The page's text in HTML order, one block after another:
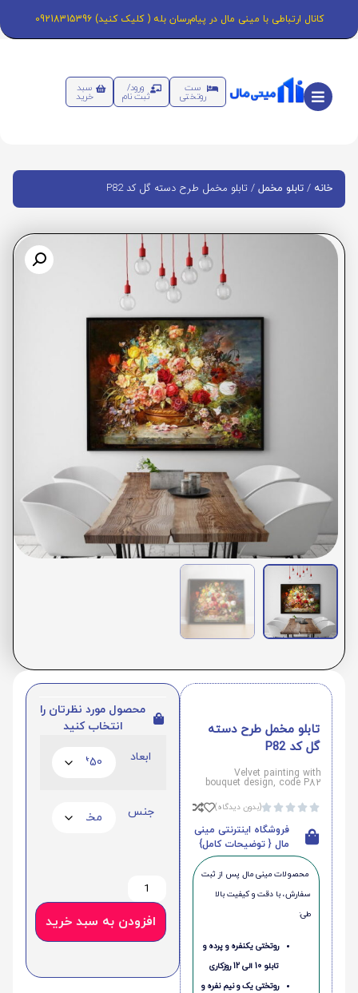
کانال ارتباطی با مینی مال در پیام‌رسان بله ( کلیک کنید) 09218315396
ست
روتختی
ورود/
ثبت نام
سبد
خرید
خانه / تابلو مخمل / تابلو مخمل طرح دسته گل کد P82
تابلو مخمل طرح دسته
گل کد P82
Velvet painting with
bouquet design, code P82




(بدون دیدگاه)
فروشگاه اینترنتی مینی
مال { توضیحات کامل}
محصولات مینی‌ مال پس از ثبت
سفارش، با دقت و کیفیت بالا
طی:
روتختی یکنفره و پرده و
تابلو 10 الی 12 روزکاری
روتختی یک و نیم نفره و
محصول مورد نظرتان را
انتخاب کنید
ابعاد
جنس
افزودن به سبد خرید